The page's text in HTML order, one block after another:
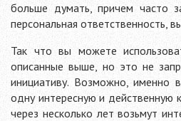
больше думать, причем часто
персональная ответственность,
Так что вы можете
описанные выше, но это не
инициативу. Возможно, именно
одну интересную и действенную
через несколько лет возьмут